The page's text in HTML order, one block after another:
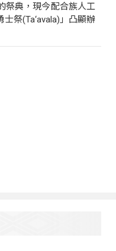
祭典，現今配合族人工
祭(Ta‘avala)」凸顯辦